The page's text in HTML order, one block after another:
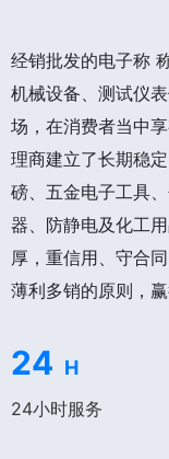
经销批发的电子称
机械设备、测试仪
场，在消费者当中
理商建立了长期稳
磅、五金电子工具
器、防静电及化工
厚，重信用、守合
薄利多销的原则，
24 H
24小时服务